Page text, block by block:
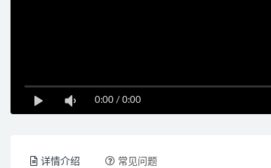
0:00 / 0:00
详情介绍 常见问题